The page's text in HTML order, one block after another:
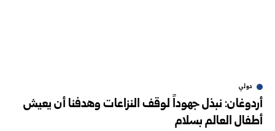
دولي
أردوغان: نبذل جهوداً لوقف النزاعات وهدفنا أن يعيش
أطفال العالم بسلام